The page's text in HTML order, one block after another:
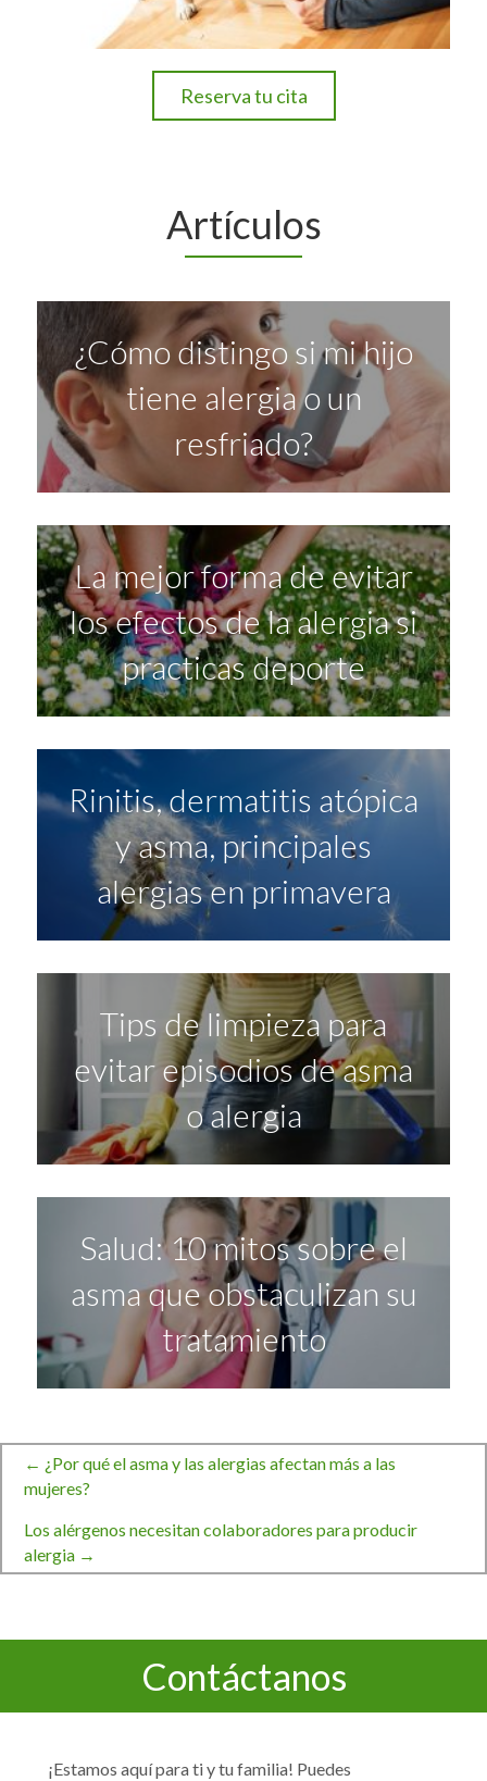
Reserva tu cita
Artículos
¿Cómo distingo si mi hijo
tiene alergia o un
resfriado?
La mejor forma de evitar
los efectos de la alergia si
practicas deporte
Rinitis, dermatitis atópica
y asma, principales
alergias en primavera
Tips de limpieza para
evitar episodios de asma
o alergia
Salud: 10 mitos sobre el
asma que obstaculizan su
tratamiento
Navegación
de
entradas
← ¿Por qué el asma y las alergias afectan más a las
mujeres?
Los alérgenos necesitan colaboradores para producir
alergia →
Contáctanos
¡Estamos aquí para ti y tu familia! Puedes